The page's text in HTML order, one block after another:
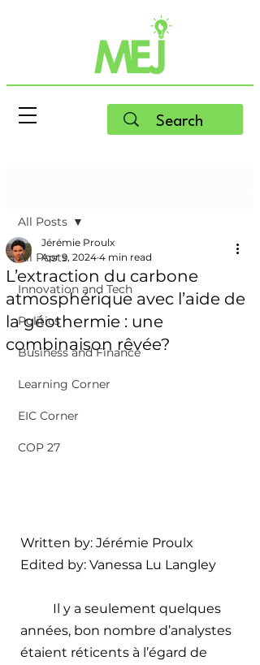
All Posts
Innovation and Tech
Politics
Business and Finance
Learning Corner
EIC Corner
COP 27
All Posts
L’extraction du carbone
atmosphérique avec l’aide de
la géothermie : une
combinaison rêvée?
Jérémie Proulx
Apr 9, 2024 4 min read
Written by: Jérémie Proulx
Edited by: Vanessa Lu Langley
Il y a seulement quelques
années, bon nombre d’analystes
étaient réticents à l’égard de